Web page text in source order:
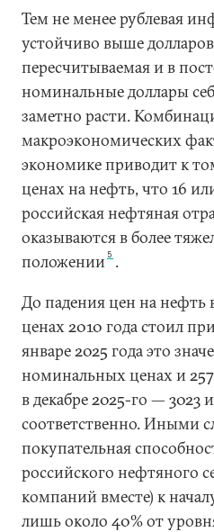
Тем не менее рублевая
устойчиво выше
пересчитываемая и в
номинальные доллары
заметно расти.
макроэкономических
экономике приводит к
ценах на нефть, что 16
российская нефтяная
оказываются в более
положении 5 .
До падения цен на нефть
ценах 2010 года стоил
январе 2025 года это
номинальных ценах и
в декабре 2025-го — 3023
соответственно. Иными
покупательная
российского нефтяного
компаний вместе) к
лишь около 40% от